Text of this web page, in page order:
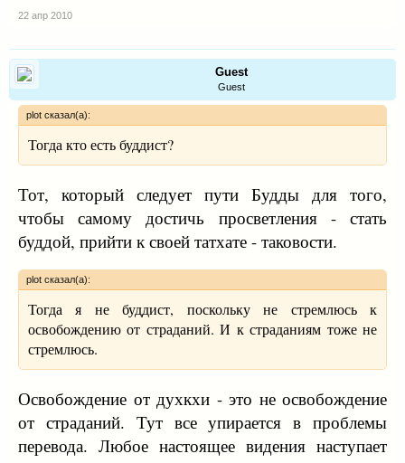
22 апр 2010
Guest
Guest
plot сказал(а):
Тогда кто есть буддист?
Тот, который следует пути Будды для того,
чтобы самому достичь просветления - стать
буддой, прийти к своей татхате - таковости.
plot сказал(а):
Тогда я не буддист, поскольку не стремлюсь к
освобождению от страданий. И к страданиям тоже не
стремлюсь.
Освобождение от духкхи - это не освобождение
от страданий. Тут все упирается в проблемы
перевода. Любое настоящее видения наступает